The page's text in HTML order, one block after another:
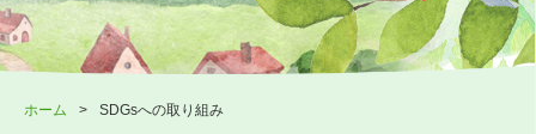
ホーム SDGsへの取り組み